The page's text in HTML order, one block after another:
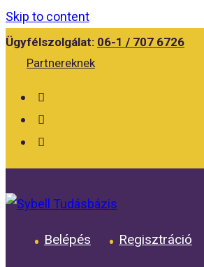
Skip to content
Ügyfélszolgálat: 06-1 / 707 6726
Partnereknek
Belépés Regisztráció